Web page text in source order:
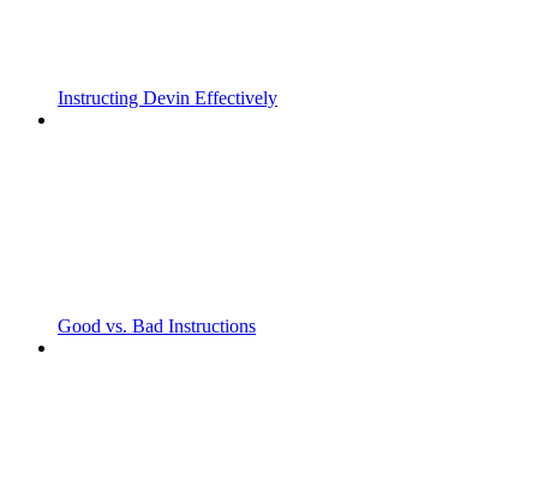
Instructing Devin Effectively
Good vs. Bad Instructions